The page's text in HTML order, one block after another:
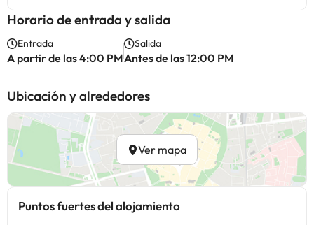
Horario de entrada y salida
Entrada
A partir de las 4:00 PM
Salida
Antes de las 12:00 PM
Ubicación y alrededores
Ver mapa
Puntos fuertes del alojamiento